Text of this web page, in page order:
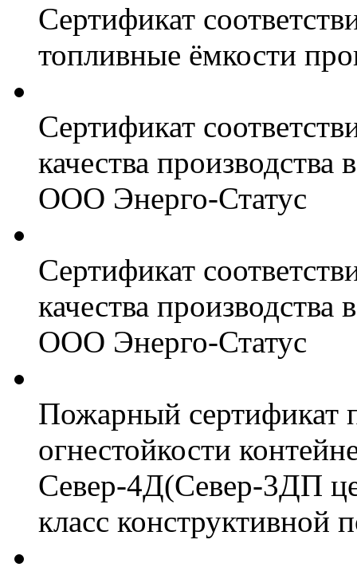
Сертификат
топливные ёмкости
Сертификат
качества
ООО Энерго-Статус
Сертификат
качества
ООО Энерго-Статус
Пожарный сертификат
огнестойкости
Север-4Д(Север-3ДП
класс конструктивной